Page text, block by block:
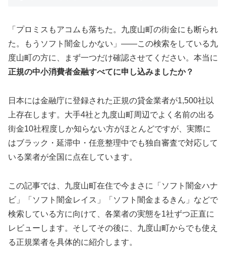
「プロミスもアコムも落ちた。九度山町の街金にも断られ
た。もうソフト闇金しかない」——この検索をしている九
度山町の方に、まず一つだけ確認させてください。本当に
正規の中小消費者金融すべてに申し込みましたか？
日本には金融庁に登録された正規の貸金業者が1,500社以
上存在します。大手4社と九度山町周辺でよく名前の出る
街金10社程度しか知らない方がほとんどですが、実際に
はブラック・延滞中・任意整理中でも独自審査で対応して
いる業者が全国に点在しています。
この記事では、九度山町在住で今まさに「ソフト闇金ハナ
ビ」「ソフト闇金レイス」「ソフト闇金まるきん」などで
検索している方に向けて、各業者の実態を1社ずつ正直に
レビューします。そしてその後に、九度山町からでも使え
る正規業者を具体的に紹介します。